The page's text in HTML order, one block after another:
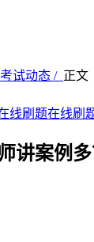
考试动态 / 正文
在线刷
讲案例